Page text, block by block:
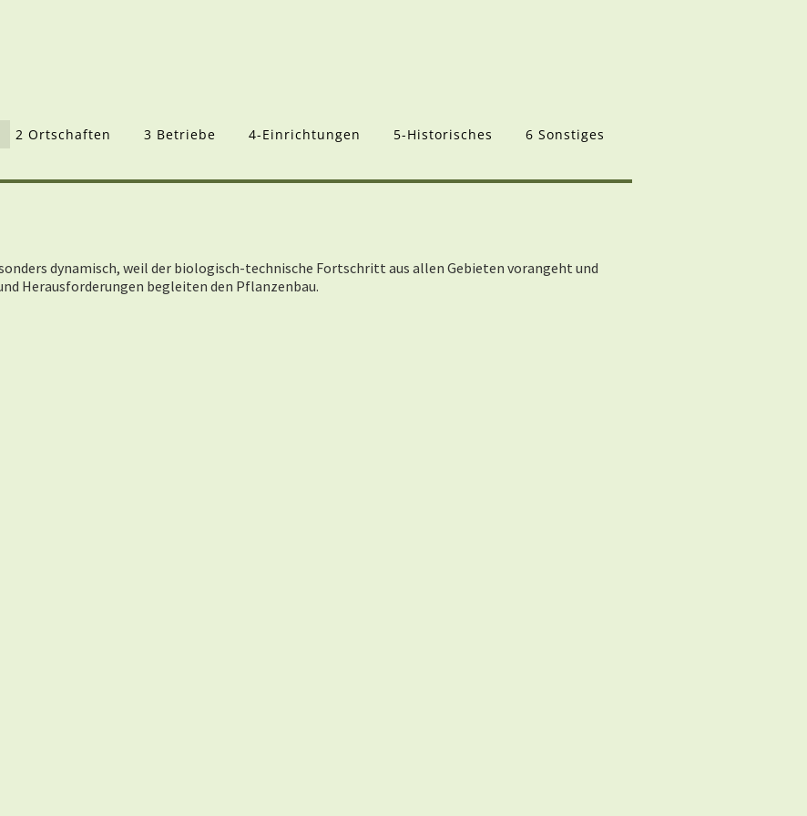
2 Ortschaften 3 Betriebe 4-Einrichtungen 5-Historisches 6 Sonstiges
dynamisch, weil der biologisch-technische Fortschritt aus allen Gebieten vorangeht und
Herausforderungen begleiten den Pflanzenbau.